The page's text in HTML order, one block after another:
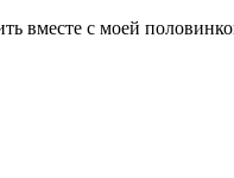
с моей